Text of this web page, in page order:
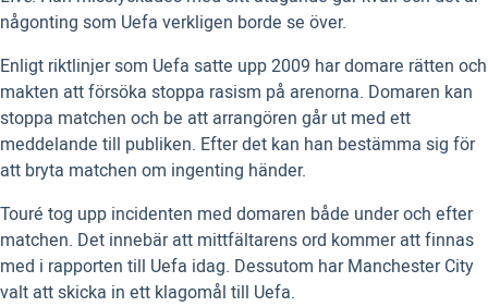
någonting som Uefa verkligen borde se över.
Enligt riktlinjer som Uefa satte upp 2009 har domare rätten och
makten att försöka stoppa rasism på arenorna. Domaren kan
stoppa matchen och be att arrangören går ut med ett
meddelande till publiken. Efter det kan han bestämma sig för
att bryta matchen om ingenting händer.
Touré tog upp incidenten med domaren både under och efter
matchen. Det innebär att mittfältarens ord kommer att finnas
med i rapporten till Uefa idag. Dessutom har Manchester City
valt att skicka in ett klagomål till Uefa.